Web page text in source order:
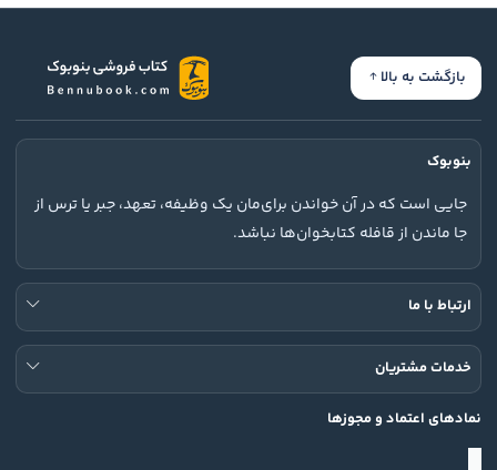
بازگشت به بالا
بنوبوک
جایی است که در آن خواندن برای‌مان یک وظیفه، تعهد، جبر یا ترس از
جا ماندن از قافله کتابخوان‌ها نباشد.
ارتباط با ما
خدمات مشتریان
نمادهای اعتماد و مجوزها